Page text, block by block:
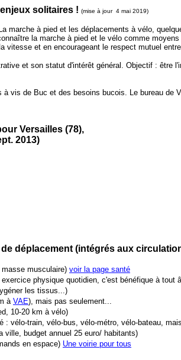
solitaires ! (mise à jour 4 mai 2019)
marche à pied et les déplacements à vélo,
la marche à pied et le vélo comme
vitesse et en encourageant le respect mutuel
et son statut d'intérêt général. Objectif : être
vis de Buc et des besoins bucois. Le bureau de
Versailles (78),
2013)
déplacement (intégrés aux
musculaire) voir la page santé
physique quotidien, c'est bénéfique à
les tissus...)
à VAE), mais pas seulement...
10-20 km à vélo)
vélo-train, vélo-bus, vélo-métro, vélo-bateau,
ville, budget annuel 25 euro/ habitants)
en espace) Une voirie pour tous